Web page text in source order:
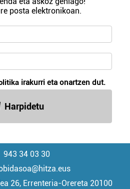
posta elektronikoan.
irakurri eta onartzen dut.
Harpidetu
943 34 03 30
26, Errenteria-Orereta 20100